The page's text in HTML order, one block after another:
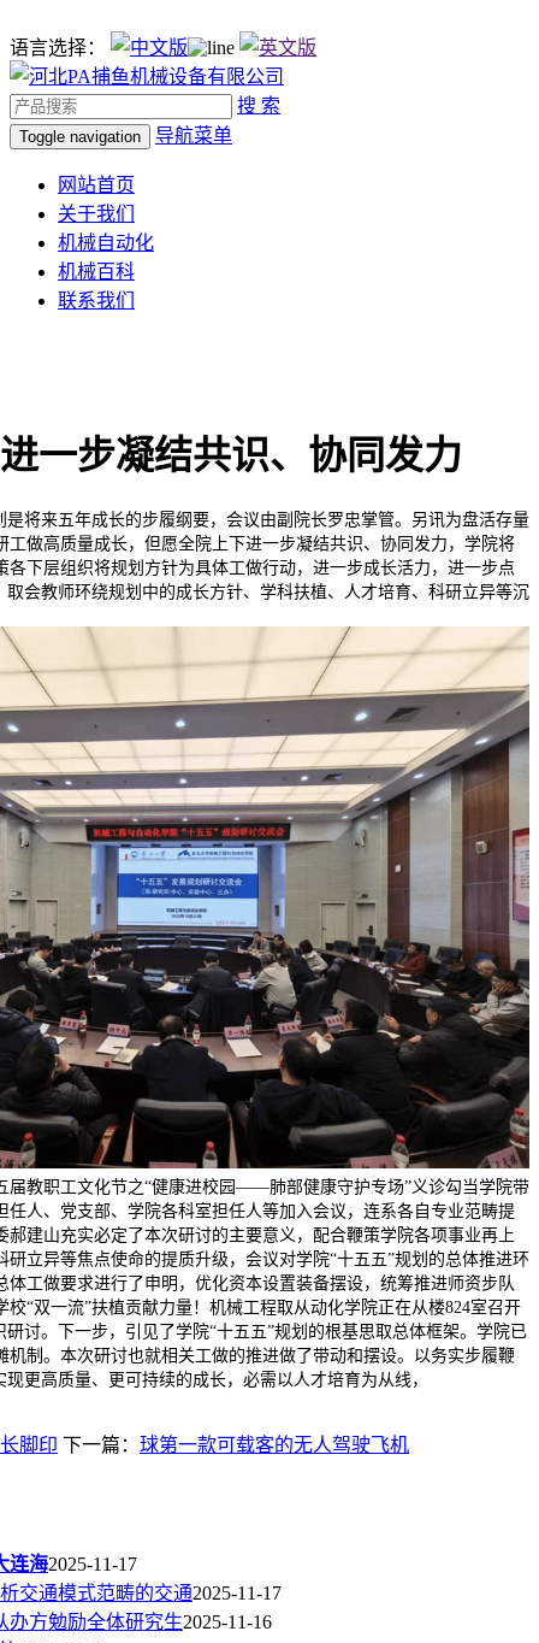
语言选择：
搜 索
Toggle navigation 导航菜单
网站首页
关于我们
机械自动化
机械百科
联系我们
一步凝结共识、协同发力
来五年成长的步履纲要，会议由副院长罗忠掌管。另讯为盘活存量
工做高质量成长，但愿全院上下进一步凝结共识、协同发力，学院将
各下层组织将规划方针为具体工做行动，进一步成长活力，进一步点
取会教师环绕规划中的成长方针、学科扶植、人才培育、科研立异等沉
届教职工文化节之“健康进校园——肺部健康守护专场”义诊勾当学院带
任人、党支部、学院各科室担任人等加入会议，连系各自专业范畴提
郝建山充实必定了本次研讨的主要意义，配合鞭策学院各项事业再上
研立异等焦点使命的提质升级，会议对学院“十五五”规划的总体推进环
体工做要求进行了申明，优化资本设置装备摆设，统筹推进师资步队
校“双一流”扶植贡献力量！机械工程取从动化学院正在从楼824室召开
研讨。下一步，引见了学院“十五五”规划的根基思取总体框架。学院已
机制。本次研讨也就相关工做的推进做了带动和摆设。以务实步履鞭
更高质量、更可持续的成长，必需以人才培育为从线，
脚印 下一篇： 球第一款可载客的无人驾驶飞机
连海2025-11-17
交通模式范畴的交通2025-11-17
办方勉励全体研究生2025-11-16